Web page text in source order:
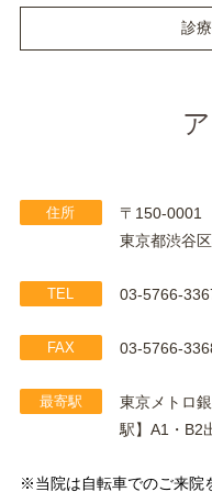
診
住所
〒150-0001
東京都渋谷
TEL 03-5766-
FAX 03-5766-
最寄駅
東京メトロ
駅】A1・B2
※当院は自転車でのご来院